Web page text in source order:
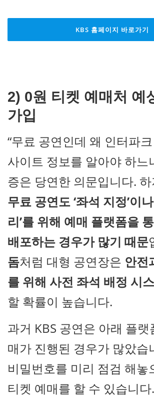
KBS 홈페이지 바로가기
2) 0원 티켓 예매처 예
가입
“무료 공연인데 왜 인터파
사이트 정보를 알아야 하느
증은 당연한 의문입니다.
무료 공연도 ‘좌석 지정’이
리’를 위해 예매 플랫폼을
배포하는 경우가 많기 때문
돔처럼 대형 공연장은 안전
를 위해 사전 좌석 배정 시
할 확률이 높습니다.
과거 KBS 공연은 아래 플랫
매가 진행된 경우가 많았습
비밀번호를 미리 점검 해놓
티켓 예매를 할 수 있습니다.